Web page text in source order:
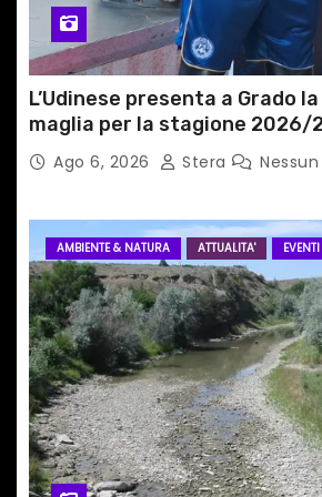
l
i
L’Udinese presenta a Grado
maglia per la stagione 2026/
Ago 6, 2026 Stera
AMBIENTE & NATURA ATTUALITA'